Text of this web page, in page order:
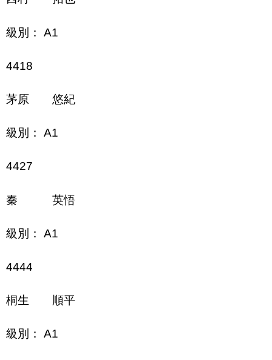
級別： A1
4418
茅原 悠紀
級別： A1
4427
秦 英悟
級別： A1
4444
桐生 順平
級別： A1